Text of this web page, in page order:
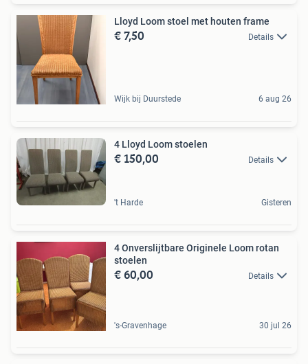
Lloyd Loom stoel met houten frame
€ 7,50 Details
Wijk bij Duurstede 6 aug 26
4 Lloyd Loom stoelen
€ 150,00 Details
't Harde Gisteren
4 Onverslijtbare Originele Loom rotan
stoelen
€ 60,00 Details
's-Gravenhage 30 jul 26